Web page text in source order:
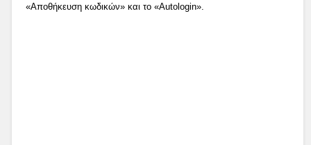
«Αποθήκευση κωδικών» και το «Autologin».